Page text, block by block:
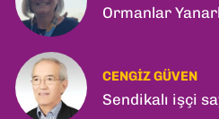
Ormanlar
CENGIZ GÜVEN
Sendikalı işçi